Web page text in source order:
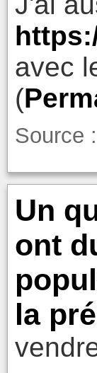
avec
(
Source :
Un
ont
la